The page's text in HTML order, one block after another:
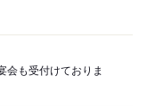
も受付けておりま